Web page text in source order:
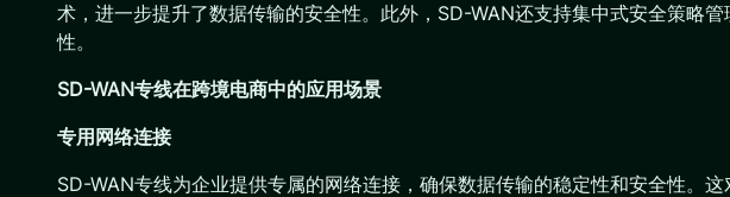
术，进一步提升了数据传输的安全性。此外，SD-WAN还支持集中式安全策略
性。
SD-WAN专线在跨境电商中的应用场景
专用网络连接
SD-WAN专线为企业提供专属的网络连接，确保数据传输的稳定性和安全性。